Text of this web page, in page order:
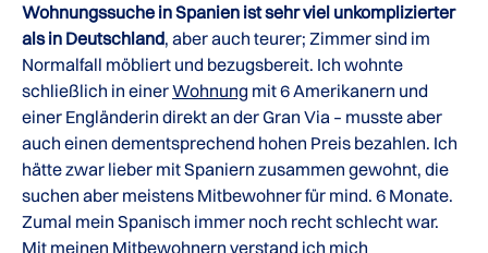
Wohnungssuche in Spanien ist sehr viel unkomplizierter
als in Deutschland, aber auch teurer; Zimmer sind im
Normalfall möbliert und bezugsbereit. Ich wohnte
schließlich in einerWohnung mit 6 Amerikanern und
einer Engländerin direkt an der Gran Via – musste aber
auch einen dementsprechend hohen Preis bezahlen. Ich
hätte zwar lieber mit Spaniern zusammen gewohnt, die
suchen aber meistens Mitbewohner für mind. 6 Monate.
Zumal mein Spanisch immer noch recht schlecht war.
Mit meinen Mitbewohnern verstand ich mich